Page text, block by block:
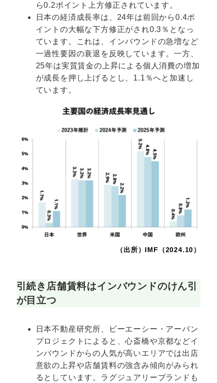
ら0.2ポイント上方修正されています。
日本の経済成長率は、24年は前回から0.4ポ
イントの大幅な下方修正がされ0.3％となっ
ています。これは、インバウンドの急増など
一過性要因の衰退を反映しています。一方、
25年は実質賃金の上昇による個人消費の増加
が成長を押し上げるとし、1.1％へと加速し
ています。
（出所）IMF（2024.10）
引続き店舗賃料はインバウンドのけん引
が目立つ
日本不動産研究所、ビーエーシー・アーバン
プロジェクトによると、心斎橋や京都などイ
ンバウンドからの人気が高いエリアでは出店
意欲の上昇や店舗賃料の強含み傾向がみられ
るとしています。ラグジュアリーブランドも